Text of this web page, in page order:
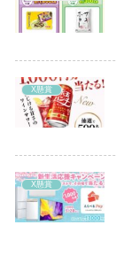
X懸賞
X懸賞